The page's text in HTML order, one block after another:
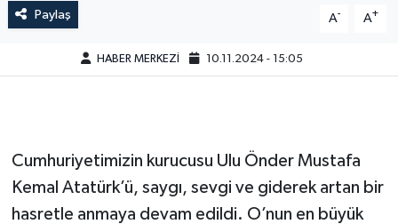
Paylaş A- A+
HABER MERKEZİ 10.11.2024 - 15:05
Cumhuriyetimizin kurucusu Ulu Önder Mustafa
Kemal Atatürk’ü, saygı, sevgi ve giderek artan bir
hasretle anmaya devam edildi. O’nun en büyük